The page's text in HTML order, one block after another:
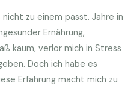
zu einem passt. Jahre in
Ernährung,
kaum, verlor mich in Stress
Doch ich habe es
Erfahrung macht mich zu